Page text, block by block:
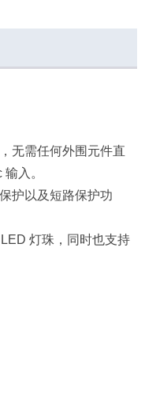
无需任何外围元件直
入。
护以及短路保护功
灯珠，同时也支持